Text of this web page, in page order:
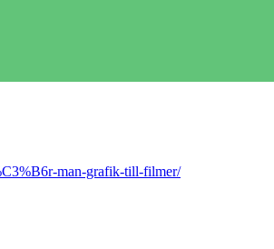
man-grafik-till-filmer/